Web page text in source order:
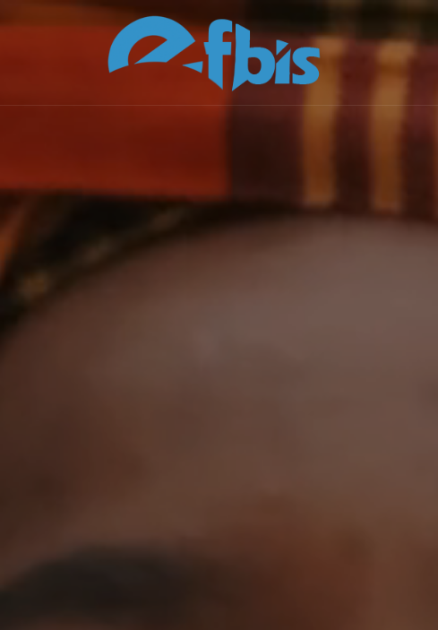
Skip to content